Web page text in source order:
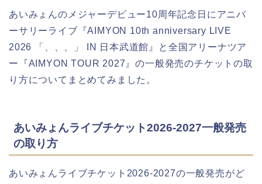
あいみょんのメジャーデビュー10周年記念日にアニバ
ーサリーライブ『AIMYON 10th anniversary LIVE
2026 「、、、」 IN 日本武道館』と全国アリーナツア
ー『AIMYON TOUR 2027』の一般発売のチケットの取
り方についてまとめてみました。
あいみょんライブチケット2026-2027一般発売
の取り方
あいみょんライブチケット2026-2027の一般発売がど